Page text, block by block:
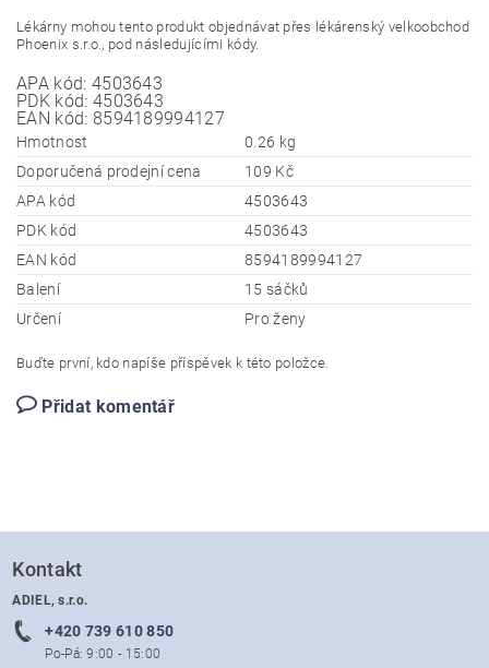
Lékárny mohou tento produkt objednávat přes lékárenský velkoobchod
Phoenix s.r.o., pod následujícími kódy.
APA kód: 4503643
PDK kód: 4503643
EAN kód: 8594189994127
Hmotnost
0.26 kg
Doporučená prodejní cena
109 Kč
APA kód
4503643
PDK kód
4503643
EAN kód
8594189994127
Balení
15 sáčků
Určení
Pro ženy
Buďte první, kdo napíše příspěvek k této položce.
Přidat komentář
Kontakt
ADIEL, s.r.o.
+420 739 610 850
Po-Pá: 9:00 - 15:00